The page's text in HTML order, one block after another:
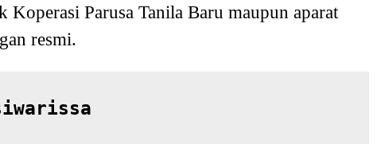
Parusa Tanila Baru maupun aparat
resmi.